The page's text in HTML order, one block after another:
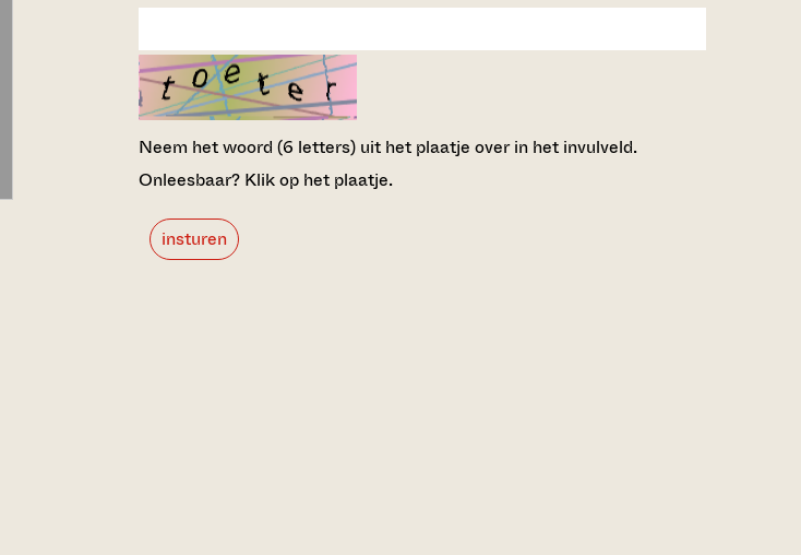
Neem het woord (6 letters) uit het plaatje over in het invulveld.
Onleesbaar? Klik op het plaatje.
insturen